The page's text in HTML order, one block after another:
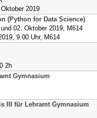
2019
(Python for Data Science)
02. Oktober 2019, M614
9.00 Uhr, M614
2h
Gymnasium
III für Lehramt Gymnasium